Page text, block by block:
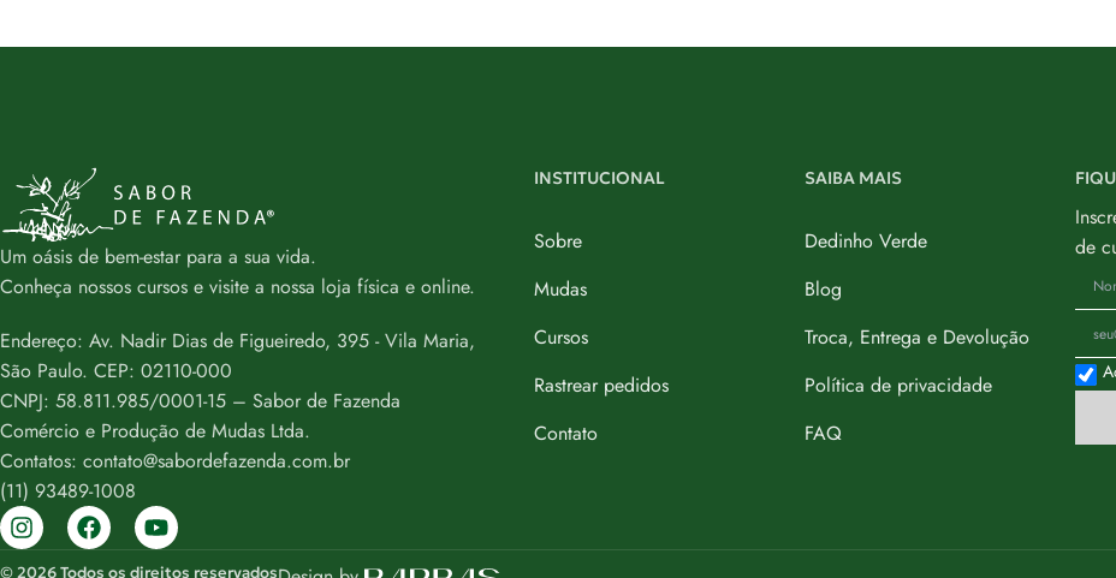
Um oásis de bem-estar para a sua vida.
Conheça nossos cursos e visite a nossa loja física e online.
Endereço: Av. Nadir Dias de Figueiredo, 395 - Vila Maria,
São Paulo. CEP: 02110-000
CNPJ: 58.811.985/0001-15 – Sabor de Fazenda
Comércio e Produção de Mudas Ltda.
Contatos: contato@sabordefazenda.com.br
(11) 93489-1008
INSTITUCIONAL
Sobre
Mudas
Cursos
Rastrear pedidos
Contato
SAIBA MAIS
Dedinho Verde
Blog
Troca, Entrega e Devolução
Política de privacidade
FAQ
de
© 2026 Todos os direitos reservados